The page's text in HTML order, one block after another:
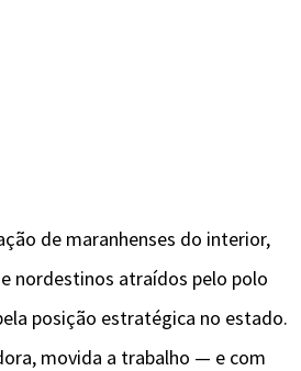
de maranhenses do interior,
nordestinos atraídos pelo polo
posição estratégica no estado.
movida a trabalho — e com